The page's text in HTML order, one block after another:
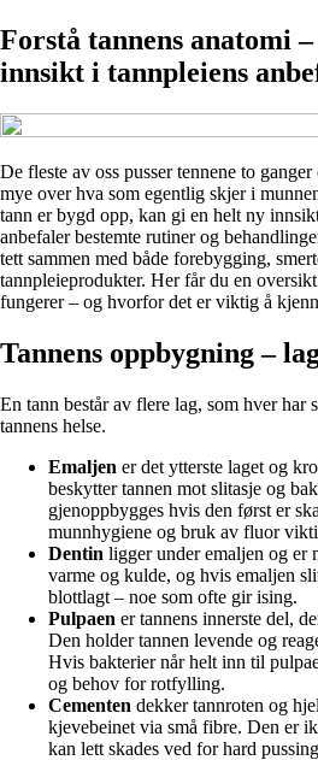
Forstå tannens anatomi
innsikt i tannpleiens
De fleste av oss pusser tennene to
mye over hva som egentlig skjer i
tann er bygd opp, kan gi en helt ny
anbefaler bestemte rutiner og
tett sammen med både forebygging,
tannpleieprodukter. Her får du en
fungerer – og hvorfor det er viktig å
Tannens oppbygning –
En tann består av flere lag, som hver
tannens helse.
Emaljen er det ytterste laget og
beskytter tannen mot slitasje og
gjenoppbygges hvis den først er
munnhygiene og bruk av fluor
Dentin ligger under emaljen og er
varme og kulde, og hvis emaljen
blottlagt – noe som ofte gir ising.
Pulpaen er tannens innerste del,
Den holder tannen levende og
Hvis bakterier når helt inn til
og behov for rotfylling.
Cementen dekker tannroten og
kjevebeinet via små fibre. Den er
kan lett skades ved for hard